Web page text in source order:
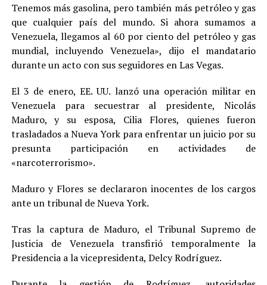
Tenemos más gasolina, pero también más petróleo y gas
que cualquier país del mundo. Si ahora sumamos a
Venezuela, llegamos al 60 por ciento del petróleo y gas
mundial, incluyendo Venezuela», dijo el mandatario
durante un acto con sus seguidores en Las Vegas.
El 3 de enero, EE. UU. lanzó una operación militar en
Venezuela para secuestrar al presidente, Nicolás
Maduro, y su esposa, Cilia Flores, quienes fueron
trasladados a Nueva York para enfrentar un juicio por su
presunta participación en actividades de
«narcoterrorismo».
Maduro y Flores se declararon inocentes de los cargos
ante un tribunal de Nueva York.
Tras la captura de Maduro, el Tribunal Supremo de
Justicia de Venezuela transfirió temporalmente la
Presidencia a la vicepresidenta, Delcy Rodríguez.